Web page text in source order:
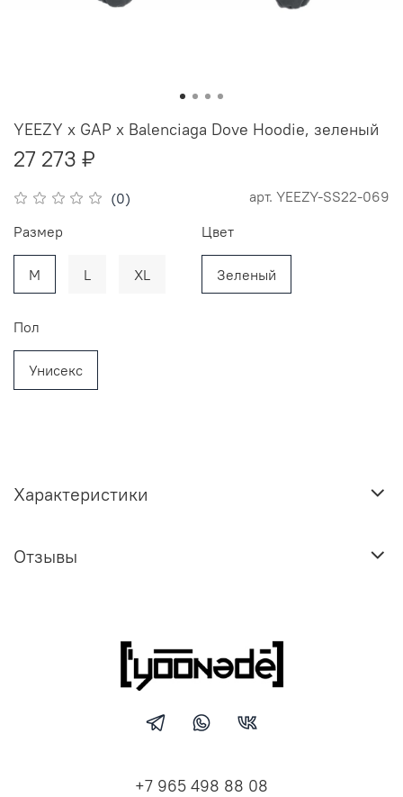
(0) арт. YEEZY-SS22-069
YEEZY x GAP x Balenciaga Dove Hoodie, зеленый
27 273 ₽
Размер
M L XL
Цвет
Зеленый
Пол
Унисекс
Характеристики
Отзывы
+7 965 498 88 08